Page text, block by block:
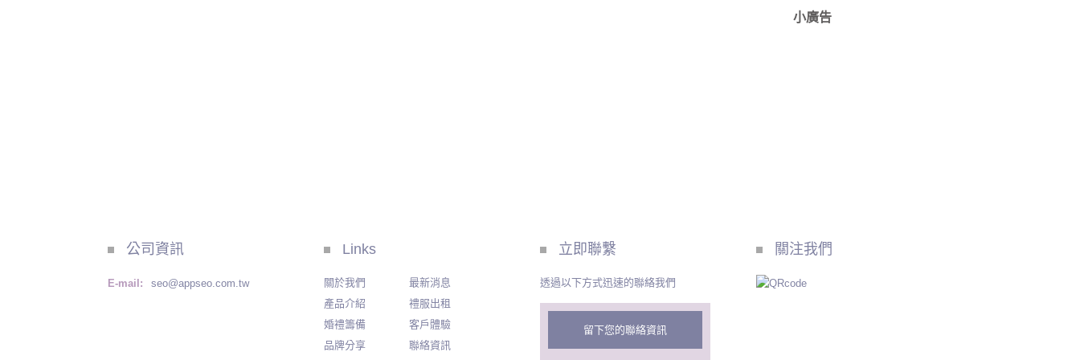
小廣告
公司資訊
E-mail: seo@appseo.com.tw
Links
關於我們
最新消息
產品介紹
禮服出租
婚禮籌備
客戶體驗
品牌分享
聯絡資訊
立即聯繫
透過以下方式迅速的聯絡我們
留下您的聯絡資訊
關注我們